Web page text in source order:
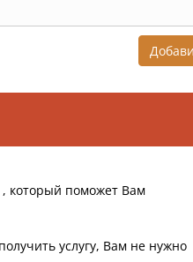
который поможет Вам
услугу, Вам не нужно